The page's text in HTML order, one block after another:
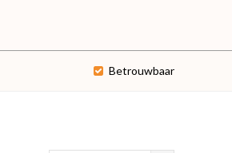
Betrouwbaar